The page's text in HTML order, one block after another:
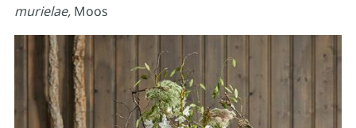
murielae,Moos